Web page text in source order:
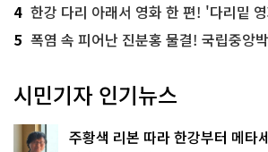
4 한강 다리 아래서 영화 한 편! '다리밑
5 폭염 속 피어난 진분홍 물결! 국립중앙
시민기자 인기뉴스
주황색 리본 따라 한강부터 메타